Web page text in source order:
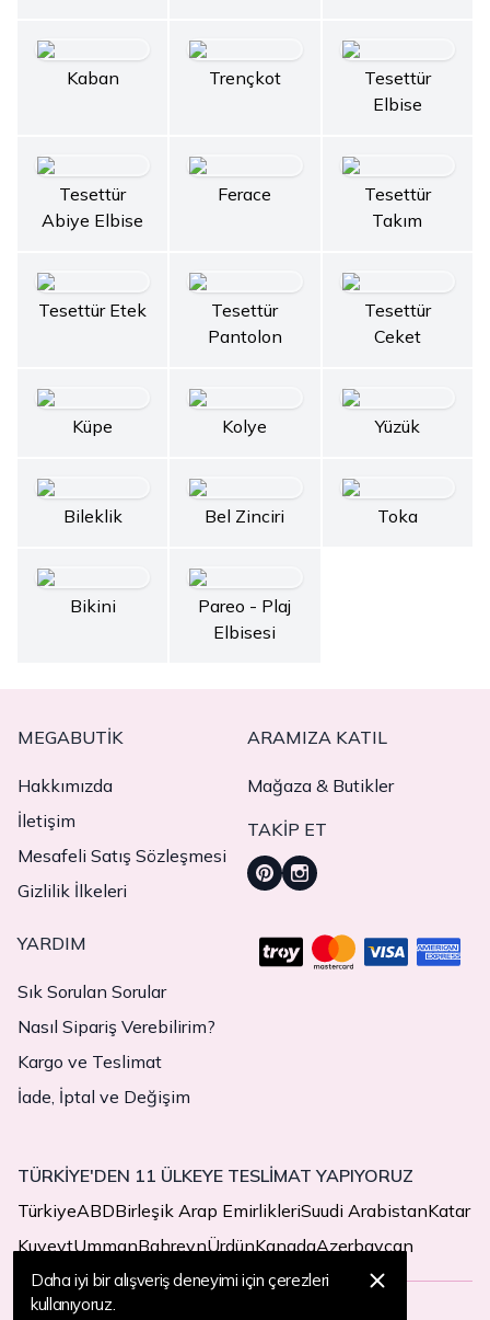
Kaban Trençkot
Tesettür
Elbise
Tesettür
Abiye Elbise
Ferace
Tesettür
Takım
Tesettür Etek
Tesettür
Pantolon
Tesettür
Ceket
Küpe Kolye Yüzük
Bileklik Bel Zinciri Toka
Bikini
Pareo - Plaj
Elbisesi
MEGABUTIK
Hakkımızda
İletişim
Mesafeli Satış Sözleşmesi
Gizlilik İlkeleri
ARAMIZA KATIL
Mağaza & Butikler
TAKIP ET
YARDIM
Sık Sorulan Sorular
Nasıl Sipariş Verebilirim?
Kargo ve Teslimat
İade, İptal ve Değişim
TÜRKİYE'DEN 11 ÜLKEYE TESLİMAT YAPIYORUZ
TürkiyeABDBirleşik Arap EmirlikleriSuudi ArabistanKatar
KuveytUmmanBahreynÜrdünKanadaAzerbaycan
Daha iyi bir alışveriş deneyimi için çerezleri
kullanıyoruz.